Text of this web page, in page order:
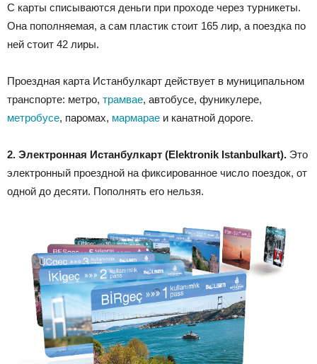
С карты списываются деньги при проходе через турникеты.
Она пополняемая, а сам пластик стоит 165 лир, а поездка по
ней стоит 42 лиры.
Проездная карта Истанбулкарт действует в муниципальном
транспорте: метро, трамвае, автобусе, фуникулере,
метробусе, паромах, мармарае и канатной дороге.
2. Электронная Истанбулкарт (Elektronik Istanbulkart). Это
электронный проездной на фиксированное число поездок, от
одной до десяти. Пополнять его нельзя.